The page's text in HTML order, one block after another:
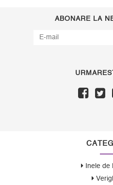
ABONARE LA
Inele de